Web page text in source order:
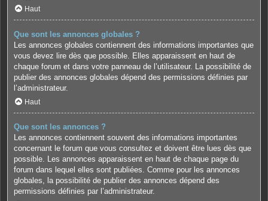
Haut
Que sont les annonces globales ?
Les annonces globales contiennent des informations importantes que
vous devez lire dès que possible. Elles apparaissent en haut de
chaque forum et dans votre panneau de l’utilisateur. La possibilité de
publier des annonces globales dépend des permissions définies par
l’administrateur.
Haut
Que sont les annonces ?
Les annonces contiennent souvent des informations importantes
concernant le forum que vous consultez et doivent être lues dès que
possible. Les annonces apparaissent en haut de chaque page du
forum dans lequel elles sont publiées. Comme pour les annonces
globales, la possibilité de publier des annonces dépend des
permissions définies par l’administrateur.